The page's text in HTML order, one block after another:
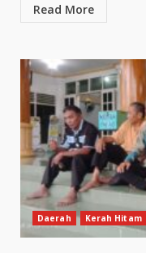
Read More
Daerah Kerah Hitam